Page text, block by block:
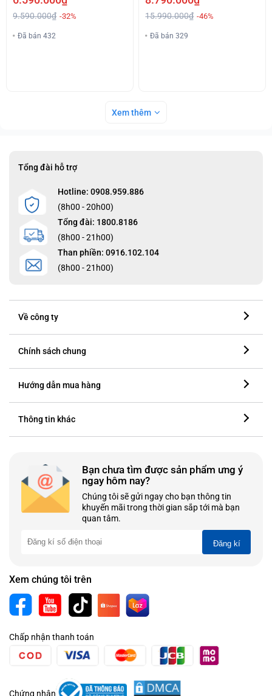
9.590.000₫ -32%
Đã bán 432
15.990.000₫ -46%
Đã bán 329
Xem thêm
Tổng đài hỗ trợ
Hotline: 0908.959.886
(8h00 - 20h00)
Tổng đài: 1800.8186
(8h00 - 21h00)
Than phiền: 0916.102.104
(8h00 - 21h00)
Về công ty
Chính sách chung
Hướng dẫn mua hàng
Thông tin khác
Bạn chưa tìm được sản phẩm ưng ý
ngay hôm nay?
Chúng tôi sẽ gửi ngay cho bạn thông tin
khuyến mãi trong thời gian sắp tới mà bạn
quan tâm.
Đăng kí
Xem chúng tôi trên
Chấp nhận thanh toán
Chứng nhận